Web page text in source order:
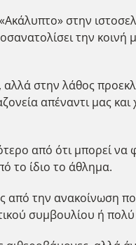
στην
την κοινή
στην λάθος
απέναντι μας
από ότι μπορεί να
το ίδιο το άθλημα.
από την ανακοίνωση
συμβουλίου ή